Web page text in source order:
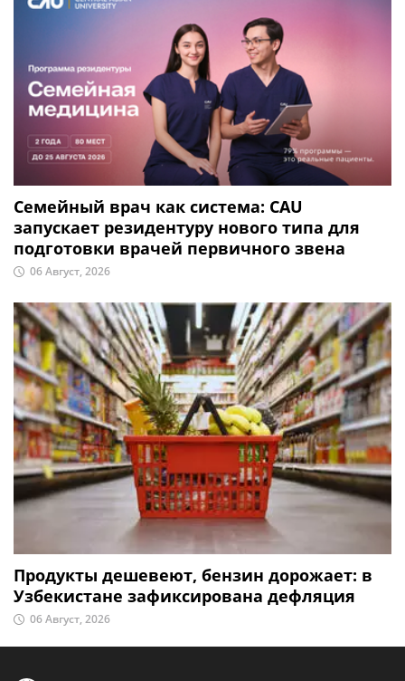
Семейный врач как система: CAU
запускает резидентуру нового типа для
подготовки врачей первичного звена
06 Август, 2026
Продукты дешевеют, бензин дорожает: в
Узбекистане зафиксирована дефляция
06 Август, 2026